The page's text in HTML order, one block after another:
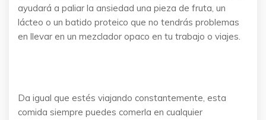
ayudará a paliar la ansiedad una pieza de fruta, un
lácteo o un batido proteico que no tendrás problemas
en llevar en un mezclador opaco en tu trabajo o viajes.
Da igual que estés viajando constantemente, esta
comida siempre puedes comerla en cualquier